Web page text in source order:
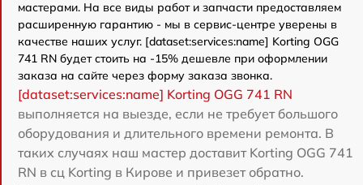
мастерами. На все виды работ и запчасти предоставляем
расширенную гарантию - мы в сервис-центре уверены в
качестве наших услуг. [dataset:services:name] Korting OGG
741 RN будет стоить на -15% дешевле при оформлении
заказа на сайте через форму заказа звонка.
[dataset:services:name] Korting OGG 741 RN
выполняется на выезде, если не требует большого
оборудования и длительного времени ремонта. В
таких случаях наш мастер доставит Korting OGG 741
RN в сц Korting в Кирове и привезет обратно.